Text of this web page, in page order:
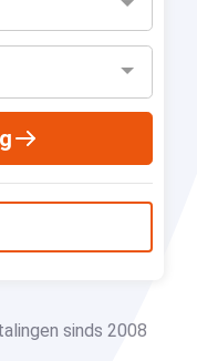
sinds 2008